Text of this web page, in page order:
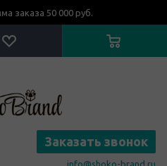
заказа 50 000 руб.
Заказать звонок
info@shoko-brand.ru